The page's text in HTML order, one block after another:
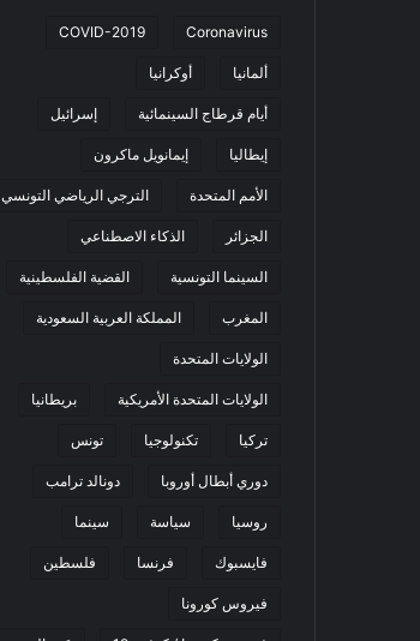
Coronavirus
COVID-2019
ألمانيا أوكرانيا
أيام قرطاج السينمائية إسرائيل
إيطاليا إيمانويل ماكرون
الأمم المتحدة الترجي الرياضي التونسي
الجزائر الذكاء الاصطناعي
السينما التونسية القضية الفلسطينية
المغرب المملكة العربية السعودية
الولايات المتحدة
الولايات المتحدة الأمريكية بريطانيا
تركيا تكنولوجيا تونس
دوري أبطال أوروبا دونالد ترامب
روسيا سياسة سينما
فايسبوك فرنسا فلسطين
فيروس كورونا